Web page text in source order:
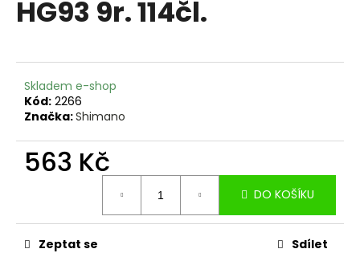
HG93 9r. 114čl.
Skladem e-shop
Kód: 2266
Značka:Shimano
563 Kč
DO KOŠÍKU
Zeptat se Sdílet
a
í
?